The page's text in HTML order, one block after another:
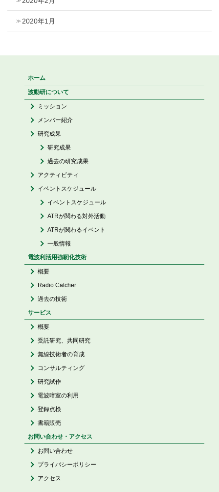
2020年1月
ホーム
波動研について
ミッション
メンバー紹介
研究成果
研究成果
過去の研究成果
アクティビティ
イベントスケジュール
イベントスケジュール
ATRが関わる対外活動
ATRが関わるイベント
一般情報
電波利活用強靭化技術
概要
Radio Catcher
過去の技術
サービス
概要
受託研究、共同研究
無線技術者の育成
コンサルティング
研究試作
電波暗室の利用
登録点検
書籍販売
お問い合わせ・アクセス
お問い合わせ
プライバシーポリシー
アクセス